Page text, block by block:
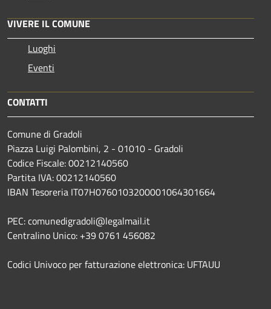
VIVERE IL COMUNE
Luoghi
Eventi
CONTATTI
Comune di Gradoli
Piazza Luigi Palombini, 2 - 01010 - Gradoli
Codice Fiscale: 00212140560
Partita IVA: 00212140560
IBAN Tesoreria IT07H0760103200001064301664
PEC: comunedigradoli@legalmail.it
Centralino Unico: +39 0761 456082
Codici Univoco per fatturazione elettronica: UFTAUU